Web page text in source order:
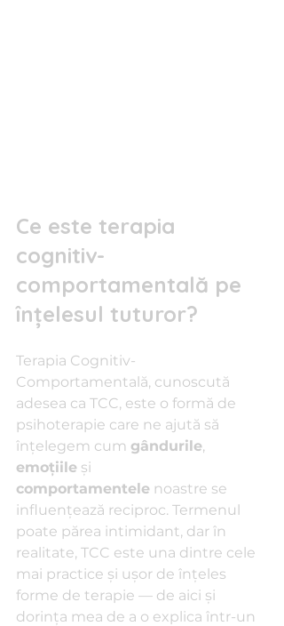
Ce este terapia
cognitiv-
comportamentală pe
înțelesul tuturor?
Terapia Cognitiv-
Comportamentală, cunoscută
adesea ca TCC, este o formă de
psihoterapie care ne ajută să
înțelegem cum gândurile,
emoțiile și
comportamentele noastre se
influențează reciproc. Termenul
poate părea intimidant, dar în
realitate, TCC este una dintre cele
mai practice și ușor de înțeles
forme de terapie — de aici și
dorința mea de a o explica într-un